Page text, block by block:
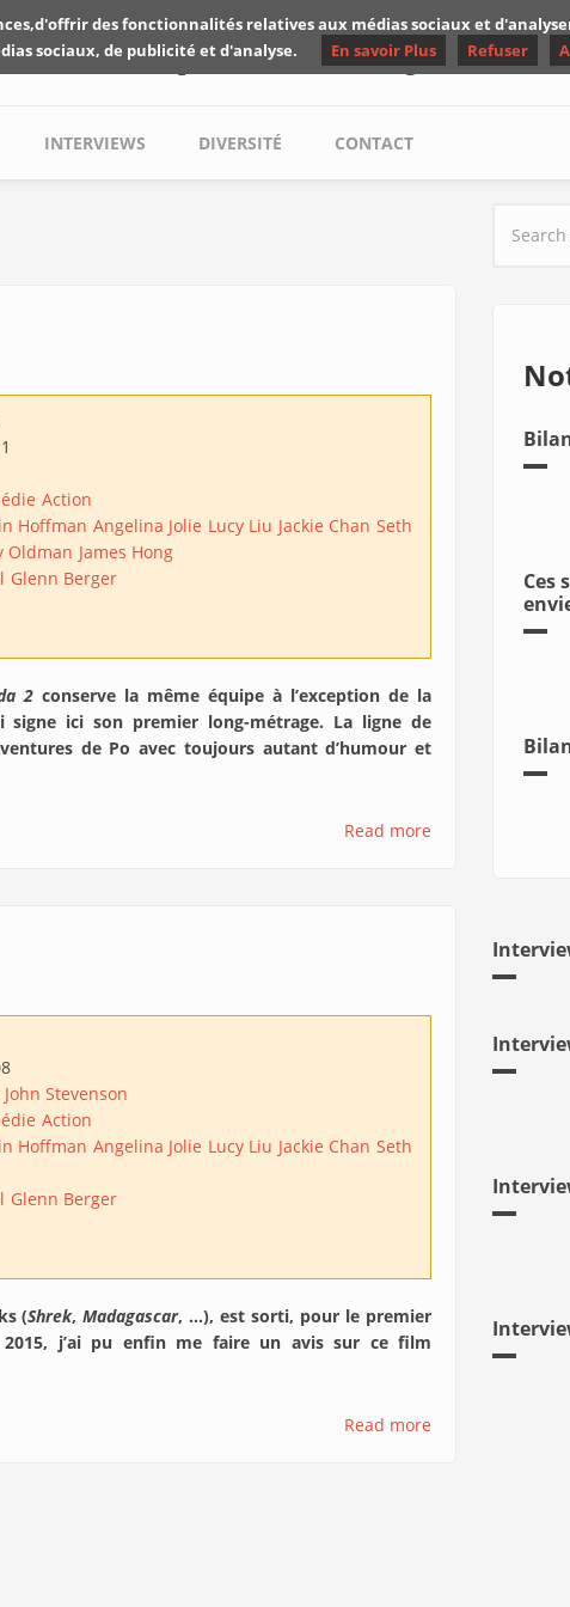
critiques de Yuyine
INTERVIEWS DIVERSITÉ CONTACT
Action
Hoffman Angelina Jolie Lucy Liu Jackie Chan Seth
Oldman James Hong
Glenn Berger
2conserve la même équipe à l’exception de la
ici son premier long-métrage. La ligne de
de Po avec toujours autant d’humour et
Read more
John Stevenson
Action
Hoffman Angelina Jolie Lucy Liu Jackie Chan Seth
Glenn Berger
(Shrek,Madagascar, …), est sorti, pour le premier
j’ai pu enfin me faire un avis sur ce film
Read more
Ces
des fonctionnalités relatives aux médias sociaux et
sociaux, de publicité et d'analyse.
En savoir Plus Refuser